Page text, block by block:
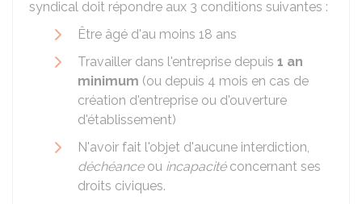
syndical doit répondre aux 3 conditions suivantes :
Être âgé d'au moins 18 ans
Travailler dans l'entreprise depuis 1 an
minimum (ou depuis 4 mois en cas de
création d'entreprise ou d'ouverture
d'établissement)
N'avoir fait l'objet d'aucune interdiction,
déchéanceou incapacitéconcernant ses
droits civiques.